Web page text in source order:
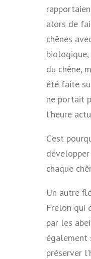
alors de
chênes
du chêne,
été faite
ne portait
l’heure
C’est
chaque
Un autre
Frelon qui
par les
également
préserver